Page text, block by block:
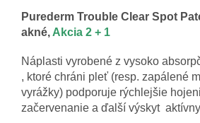
Purederm Trouble Clear Spot
akné,Akcia 2 + 1
Náplasti vyrobené z vysoko
, ktoré chráni pleť (resp. zapálené
vyrážky) podporuje rýchlejšie
začervenanie a ďalší výskyt